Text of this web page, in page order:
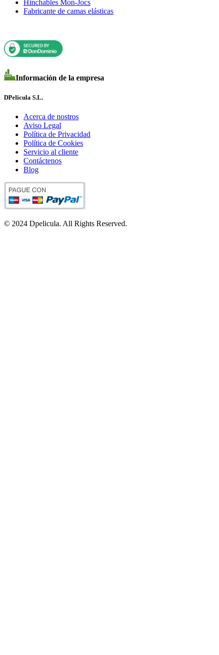
Hinchables Mon-Jocs
Fabricante de camas elásticas
Información de la empresa
DPelicula S.L.
Acerca de nostros
Aviso Legal
Política de Privacidad
Política de Cookies
Servicio al cliente
Contáctenos
Blog
© 2024 Dpelicula. All Rights Reserved.